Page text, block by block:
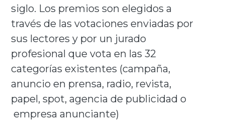
siglo. Los premios son elegidos a
través de las votaciones enviadas por
sus lectores y por un jurado
profesional que vota en las 32
categorías existentes (campaña,
anuncio en prensa, radio, revista,
papel, spot, agencia de publicidad o
empresa anunciante)